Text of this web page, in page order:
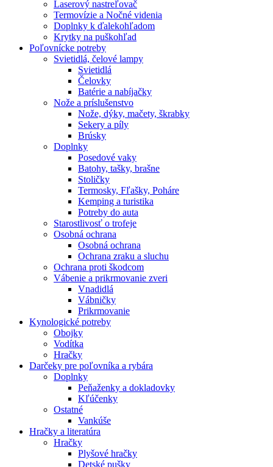
Laserový nastreľovač
Termovízie a Nočné videnia
Doplnky k ďalekohľadom
Krytky na puškohľad
Poľovnícke potreby
Svietidlá, čelové lampy
Svietidlá
Čelovky
Batérie a nabíjačky
Nože a príslušenstvo
Nože, dýky, mačety, škrabky
Sekery a píly
Brúsky
Doplnky
Posedové vaky
Batohy, tašky, brašne
Stoličky
Termosky, Fľašky, Poháre
Kemping a turistika
Potreby do auta
Starostlivosť o trofeje
Osobná ochrana
Osobná ochrana
Ochrana zraku a sluchu
Ochrana proti škodcom
Vábenie a prikrmovanie zveri
Vnadidlá
Vábničky
Prikrmovanie
Kynologické potreby
Obojky
Vodítka
Hračky
Darčeky pre poľovníka a rybára
Doplnky
Peňaženky a dokladovky
Kľúčenky
Ostatné
Vankúše
Hračky a literatúra
Hračky
Plyšové hračky
Detské pušky